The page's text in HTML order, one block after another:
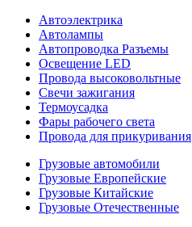
Автоэлектрика
Автолампы
Автопроводка Разъемы
Освещение LED
Провода высоковольтные
Свечи зажигания
Термоусадка
Фары рабочего света
Провода для прикуривания
Грузовые автомобили
Грузовые Европейские
Грузовые Китайские
Грузовые Отечественные